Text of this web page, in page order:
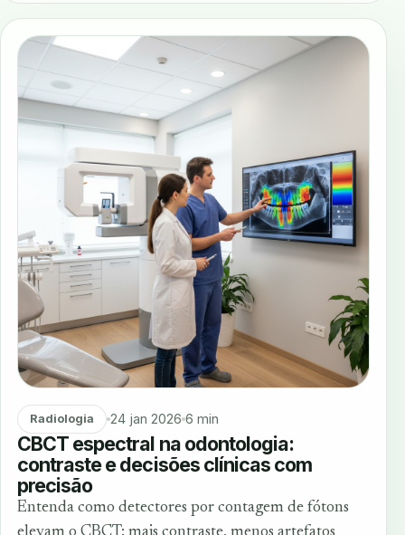
Radiologia 24 jan 2026 6 min
CBCT espectral na odontologia:
contraste e decisões clínicas com
precisão
Entenda como detectores por contagem de fótons